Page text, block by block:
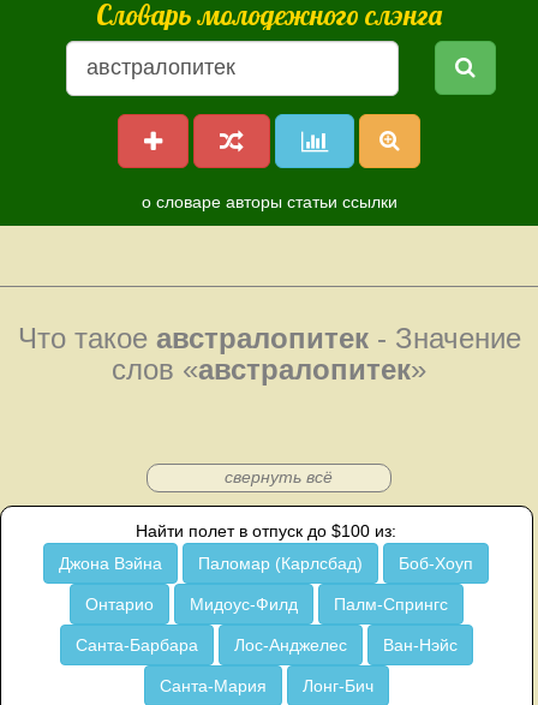
Словарь молодежного слэнга
о словаре авторы статьи ссылки
Что такое австралопитек- Значение
слов «австралопитек»
свернуть всё
Найти полет в отпуск до $100 из:
Джона Вэйна
Паломар (Карлсбад) Боб-Хоуп
Онтарио Мидоус-Филд Палм-Спрингс
Санта-Барбара Лос-Анджелес Ван-Нэйс
Санта-Мария Лонг-Бич